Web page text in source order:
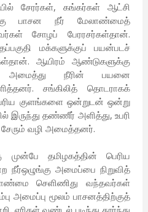
சேரர்கள், கங்கர்கள் ஆட்சி
பாசன நீர் மேலாண்மைத்
சோழப் பேரரசர்கள்தான்.
மக்களுக்குப் பயன்படச்
ஆயிரம் ஆண்டுகளுக்கு
அமைத்து நீரின் பயனை
சங்கிலித் தொடராகக்
குளங்களை ஒன்றுடன் ஒன்று
இருந்து தண்ணீர் அளித்து, உபரி
வழி அமைத்தனர்.
தமிழகத்தின் பெரிய
நீர்ஒழுங்கு அமைப்பை நிறுவித்
செளிணிது வந்தவர்கள்
அமைப்பு மூலம் பாசனத்திற்குத்